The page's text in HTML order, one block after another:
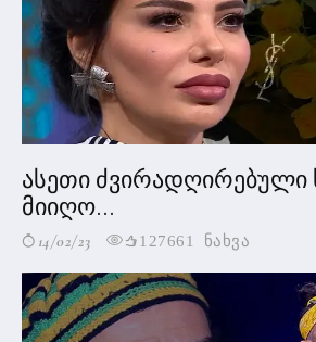
ასეთი ძვირადღირებული
მიიღო...
14/02/23 127661 ნახვა